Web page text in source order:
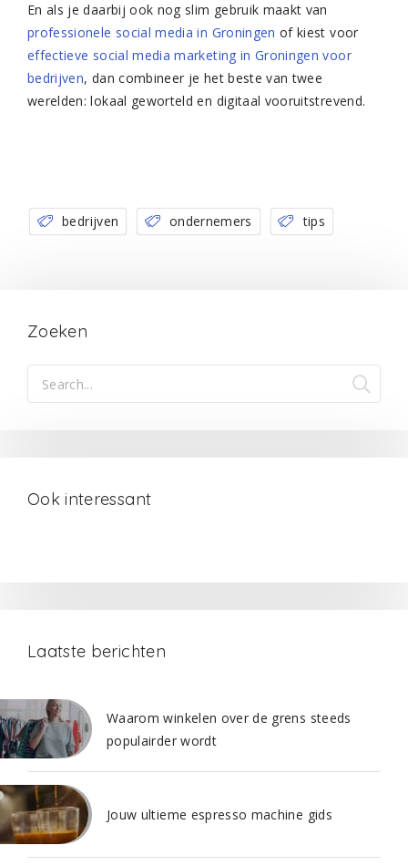
En als je daarbij ook nog slim gebruik maakt van
professionele social media in Groningen of kiest voor
effectieve social media marketing in Groningen voor
bedrijven, dan combineer je het beste van twee
werelden: lokaal geworteld en digitaal vooruitstrevend.
bedrijven ondernemers tips
Zoeken
Ook interessant
Laatste berichten
Waarom winkelen over de grens steeds
populairder wordt
Jouw ultieme espresso machine gids